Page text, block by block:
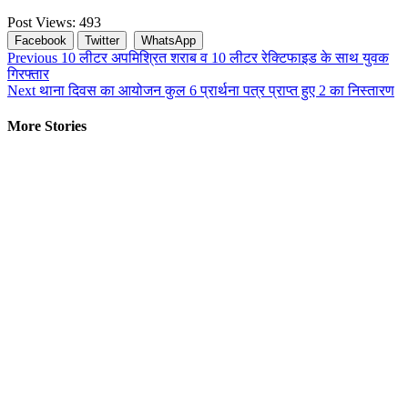
Post Views: 493
Facebook Twitter WhatsApp
Continue
Reading
Previous 10 लीटर अपमिश्रित शराब व 10 लीटर रेक्टिफाइड के साथ युवक
गिरफ्तार
Next थाना दिवस का आयोजन कुल 6 प्रार्थना पत्र प्राप्त हुए 2 का निस्तारण
More Stories